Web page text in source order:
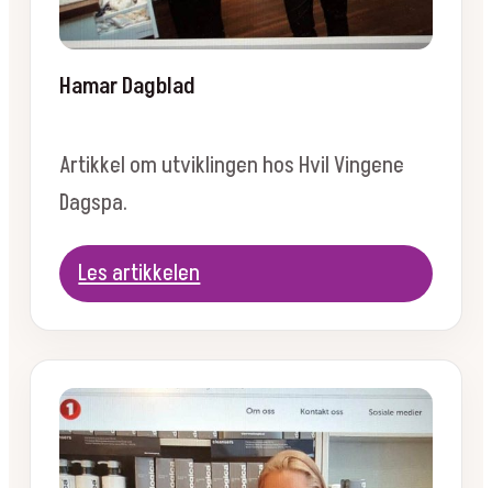
Hamar Dagblad
Artikkel om utviklingen hos Hvil Vingene
Dagspa.
Les artikkelen